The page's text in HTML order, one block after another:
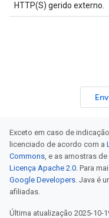
HTTP(S) gerido externo.
Exceto em caso de
licenciado de acordo com a
Commons, e as amostras
Licença Apache 2.0. Para
Google Developers. Java é
afiliadas.
Última atualização 2025-10-